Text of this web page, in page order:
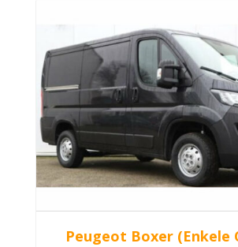
Peugeot Boxer (Enkele